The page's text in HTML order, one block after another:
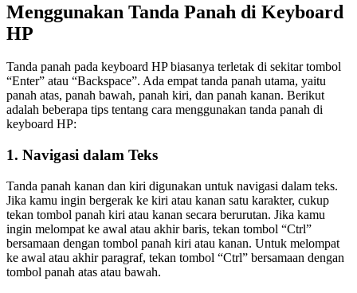
Menggunakan Tanda Panah di Keyboard
HP
Tanda panah pada keyboard HP biasanya terletak di sekitar tombol
“Enter” atau “Backspace”. Ada empat tanda panah utama, yaitu
panah atas, panah bawah, panah kiri, dan panah kanan. Berikut
adalah beberapa tips tentang cara menggunakan tanda panah di
keyboard HP:
1. Navigasi dalam Teks
Tanda panah kanan dan kiri digunakan untuk navigasi dalam teks.
Jika kamu ingin bergerak ke kiri atau kanan satu karakter, cukup
tekan tombol panah kiri atau kanan secara berurutan. Jika kamu
ingin melompat ke awal atau akhir baris, tekan tombol “Ctrl”
bersamaan dengan tombol panah kiri atau kanan. Untuk melompat
ke awal atau akhir paragraf, tekan tombol “Ctrl” bersamaan dengan
tombol panah atas atau bawah.